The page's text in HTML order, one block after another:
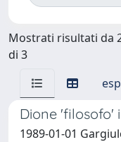
Mostrati risultati da
di 3
Dione 'filosofo'
1989-01-01